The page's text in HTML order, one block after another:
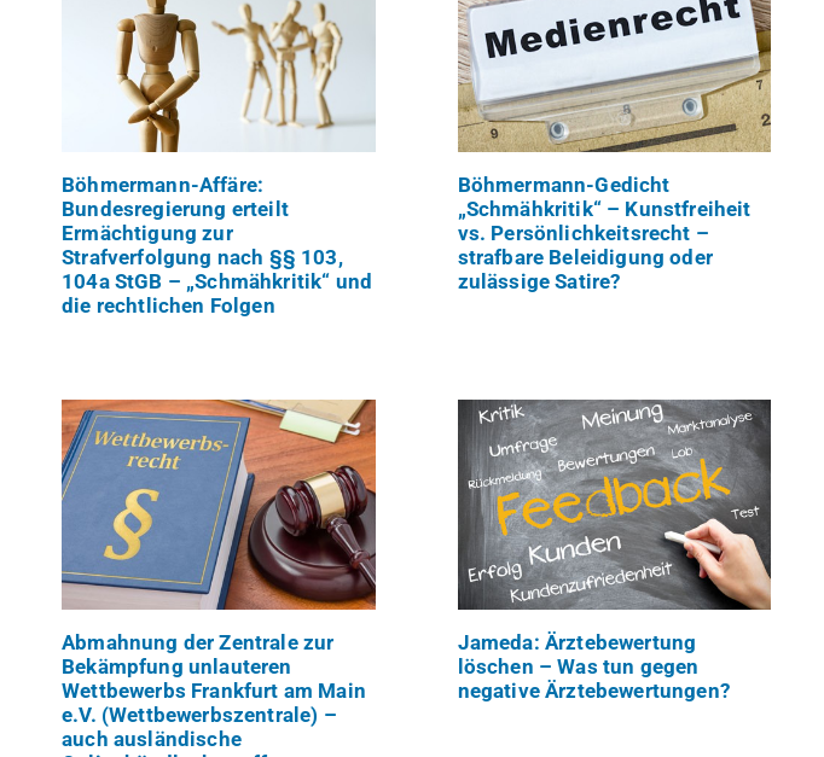
Böhmermann-Affäre:
Bundesregierung erteilt
Ermächtigung zur
Strafverfolgung nach §§ 103,
104a StGB – „Schmähkritik“ und
die rechtlichen Folgen
Böhmermann-Gedicht
„Schmähkritik“ – Kunstfreiheit
vs. Persönlichkeitsrecht –
strafbare Beleidigung oder
zulässige Satire?
Abmahnung der Zentrale zur
Bekämpfung unlauteren
Wettbewerbs Frankfurt am Main
e.V. (Wettbewerbszentrale) –
auch ausländische
Jameda: Ärztebewertung
löschen – Was tun gegen
negative Ärztebewertungen?